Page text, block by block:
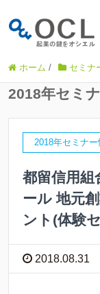
ホーム / セミナ
2018年セミ
2018年セミナー
都留信用組
ール 地元
ント(体験
2018.08.31